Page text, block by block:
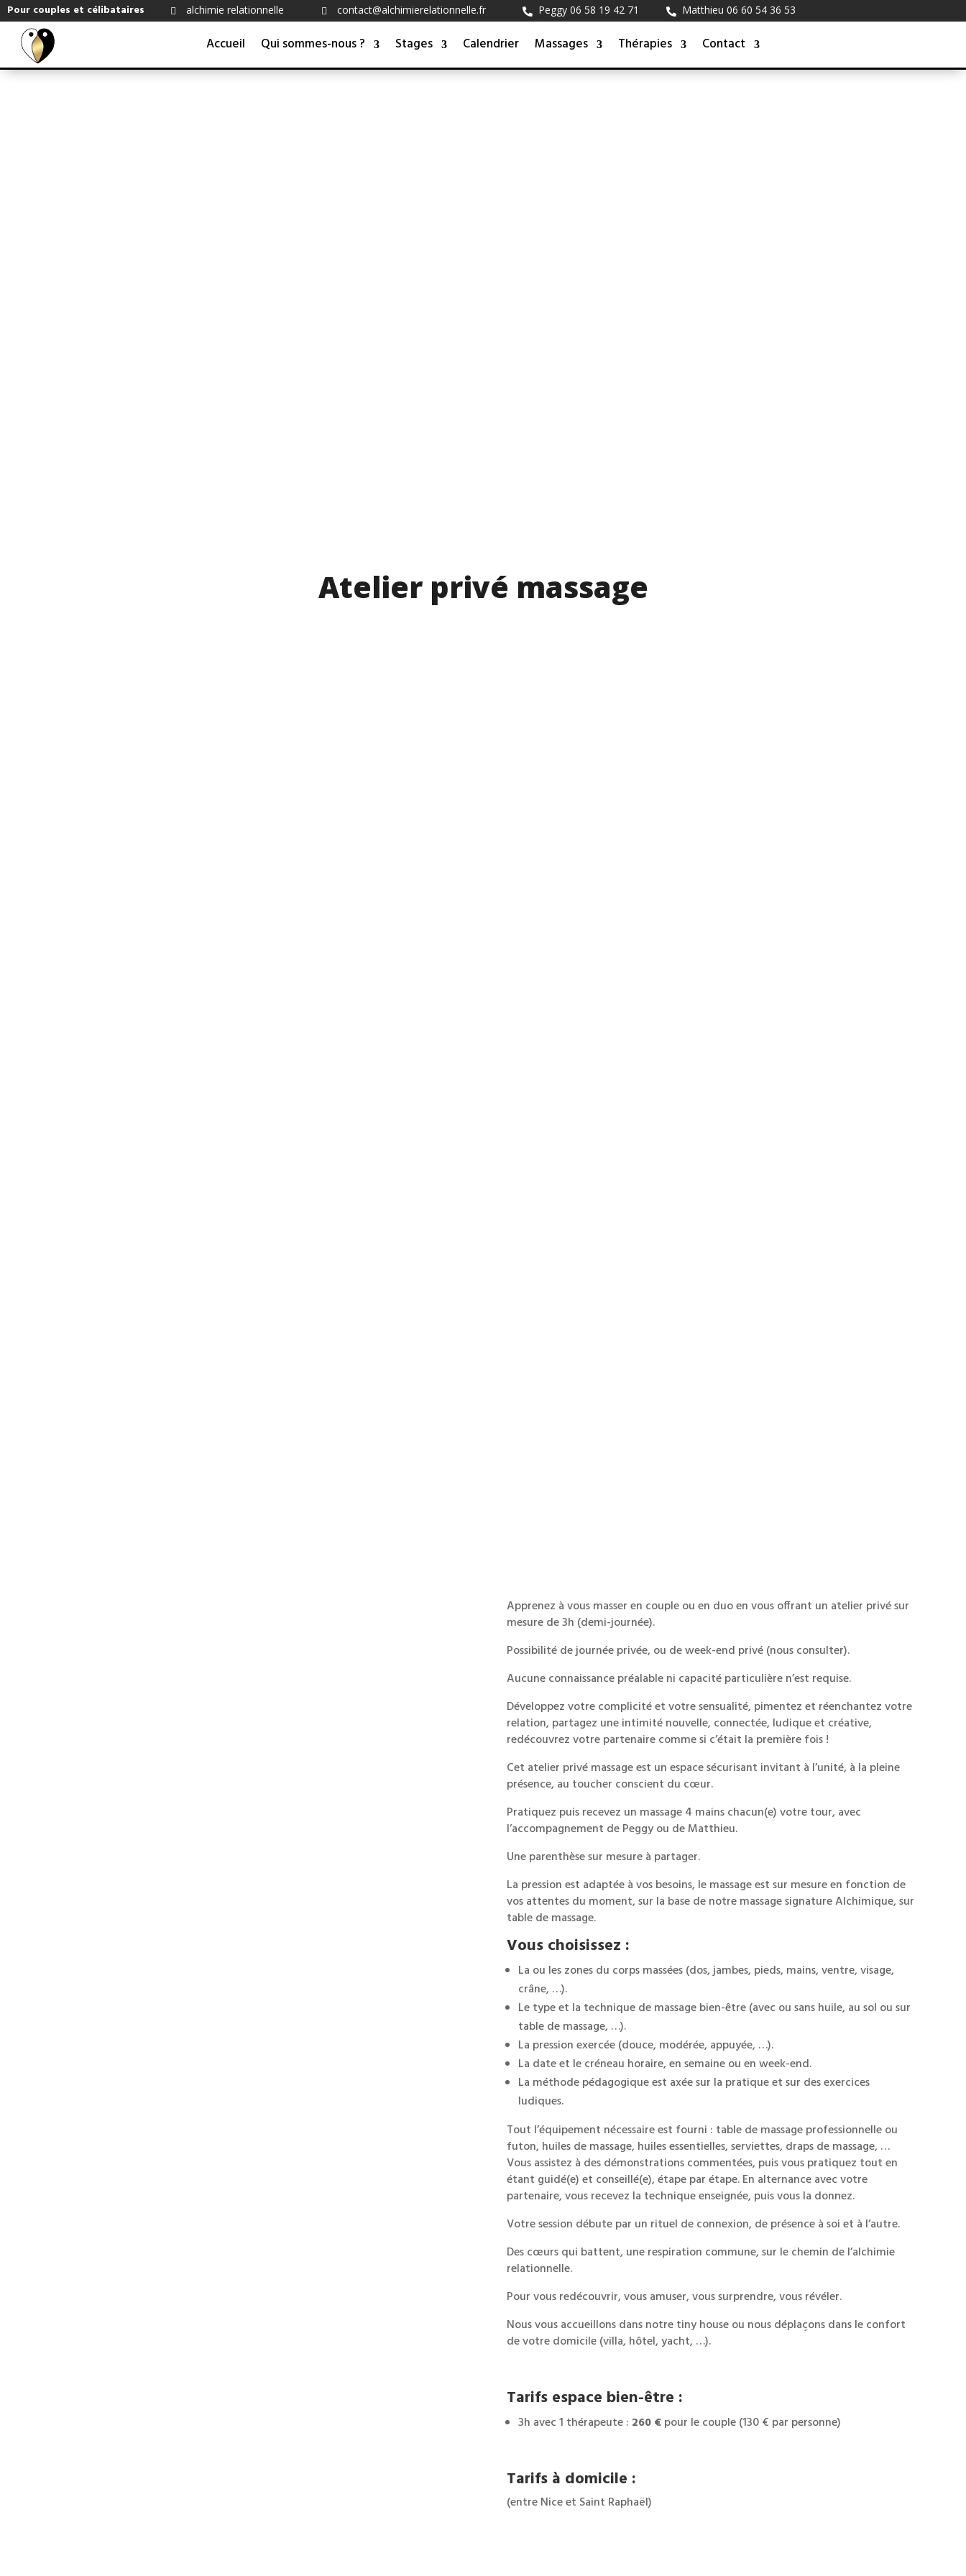
Accueil Qui sommes-nous ? Stages Calendrier Massages Thérapies Contact
 alchimie relationnelle  contact@alchimierelationnelle.fr
Pour couples et célibataires 
Peggy 06 58 19 42 71
 Matthieu 06 60 54 36 53
Atelier privé massage
Apprenez à vous masser en couple ou en duo en vous offrant un atelier privé sur
mesure de 3h (demi-journée).
Possibilité de journée privée, ou de week-end privé (nous consulter).
Aucune connaissance préalable ni capacité particulière n’est requise.
Développez votre complicité et votre sensualité, pimentez et réenchantez votre
relation, partagez une intimité nouvelle, connectée, ludique et créative,
redécouvrez votre partenaire comme si c’était la première fois !
Cet atelier privé massage est un espace sécurisant invitant à l’unité, à la pleine
présence, au toucher conscient du cœur.
Pratiquez puis recevez un massage 4 mains chacun(e) votre tour, avec
l’accompagnement de Peggy ou de Matthieu.
Une parenthèse sur mesure à partager.
La pression est adaptée à vos besoins, le massage est sur mesure en fonction de
vos attentes du moment, sur la base de notre massage signature Alchimique, sur
table de massage.
Vous choisissez :
La ou les zones du corps massées (dos, jambes, pieds, mains, ventre, visage,
crâne, …).
Le type et la technique de massage bien-être (avec ou sans huile, au sol ou sur
table de massage, …).
La pression exercée (douce, modérée, appuyée, …).
La date et le créneau horaire, en semaine ou en week-end.
La méthode pédagogique est axée sur la pratique et sur des exercices
ludiques.
Tout l’équipement nécessaire est fourni : table de massage professionnelle ou
futon, huiles de massage, huiles essentielles, serviettes, draps de massage, …
Vous assistez à des démonstrations commentées, puis vous pratiquez tout en
étant guidé(e) et conseillé(e), étape par étape. En alternance avec votre
partenaire, vous recevez la technique enseignée, puis vous la donnez.
Votre session débute par un rituel de connexion, de présence à soi et à l’autre.
Des cœurs qui battent, une respiration commune, sur le chemin de l’alchimie
relationnelle.
Pour vous redécouvrir, vous amuser, vous surprendre, vous révéler.
Nous vous accueillons dans notre tiny house ou nous déplaçons dans le confort
de votre domicile (villa, hôtel, yacht, …).
Tarifs espace bien-être :
3h avec 1 thérapeute : 260 €pour le couple (130 € par personne)
Tarifs à domicile :
(entre Nice et Saint Raphaël)